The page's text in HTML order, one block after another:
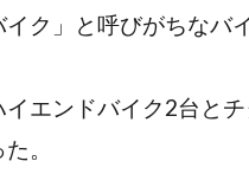
ク」と呼びがちなバ
エンドバイク2台と
。